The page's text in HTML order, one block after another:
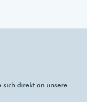
sich direkt an unsere